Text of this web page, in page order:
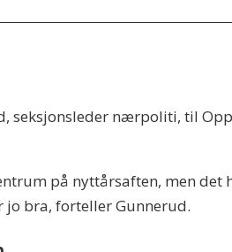
seksjonsleder nærpoliti, til
på nyttårsaften, men
jo bra, forteller Gunnerud.